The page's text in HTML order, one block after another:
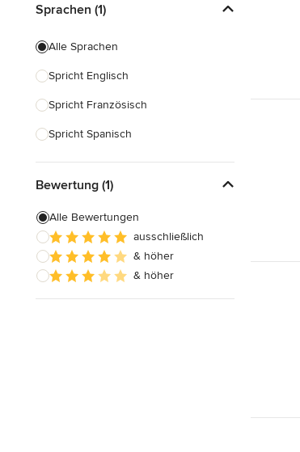
Sprachen (1)
Alle Sprachen
Spricht Englisch
Spricht Französisch
Spricht Spanisch
Bewertung (1)
Alle Bewertungen
ausschließlich
& höher
& höher